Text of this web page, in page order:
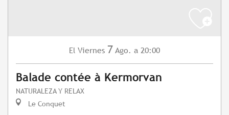
El Viernes 7 Ago. a 20:00
Balade contée à Kermorvan
NATURALEZA Y RELAX
Le Conquet